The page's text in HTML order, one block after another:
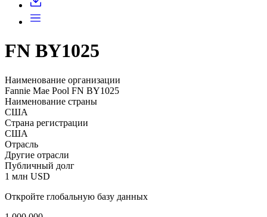
FN BY1025
Наименование организации
Fannie Mae Pool FN BY1025
Наименование страны
США
Страна регистрации
США
Отрасль
Другие отрасли
Публичный долг
1 млн USD
Откройте глобальную базу данных